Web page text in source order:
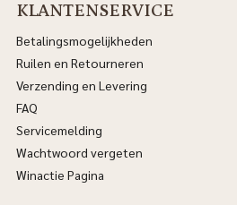
KLANTENSERVICE
Betalingsmogelijkheden
Ruilen en Retourneren
Verzending en Levering
FAQ
Servicemelding
Wachtwoord vergeten
Winactie Pagina